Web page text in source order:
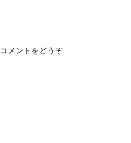
コメントをどうぞ